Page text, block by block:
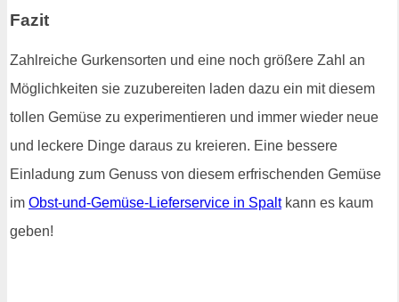
Fazit
Zahlreiche Gurkensorten und eine noch größere Zahl an
Möglichkeiten sie zuzubereiten laden dazu ein mit diesem
tollen Gemüse zu experimentieren und immer wieder neue
und leckere Dinge daraus zu kreieren. Eine bessere
Einladung zum Genuss von diesem erfrischenden Gemüse
im Obst-und-Gemüse-Lieferservice in Spaltkann es kaum
geben!